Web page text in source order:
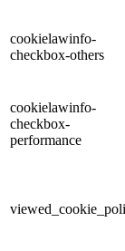
cookielawinfo-
checkbox-others
cookielawinfo-
checkbox-
performance